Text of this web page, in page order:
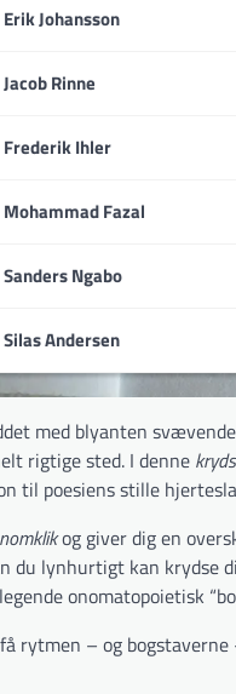
Erik Johansson
Jacob Rinne
Frederik Ihler
Mohammad Fazal
Sanders Ngabo
Silas Andersen
med blyanten
rigtige sted. I denne
til poesiens stille
og giver dig en
du lynhurtigt kan krydse
onomatopoietisk
rytmen – og